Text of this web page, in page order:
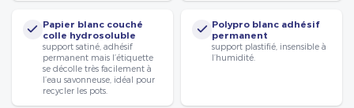
Papier blanc couché
colle hydrosoluble
support satiné, adhésif
permanent mais l’étiquette
se décolle très facilement à
l’eau savonneuse, idéal pour
recycler les pots.
Polypro blanc adhésif
permanent
support plastifié, insensible à
l’humidité.